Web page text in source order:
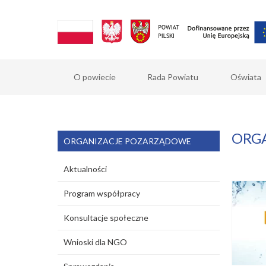
O powiecie Rada Powiatu Oświata
ORGANIZACJE POZARZĄDOWE
Aktualności
Program współpracy
Konsultacje społeczne
Wnioski dla NGO